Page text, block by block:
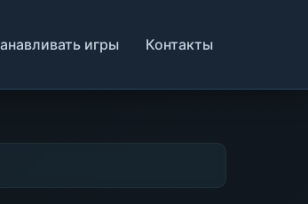
игры Контакты